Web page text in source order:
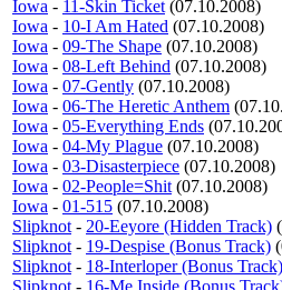
Iowa - 11-Skin Ticket (07.10.2008)
Iowa - 10-I Am Hated (07.10.2008)
Iowa - 09-The Shape (07.10.2008)
Iowa - 08-Left Behind (07.10.2008)
Iowa - 07-Gently (07.10.2008)
Iowa - 06-The Heretic Anthem
Iowa - 05-Everything Ends
Iowa - 04-My Plague (07.10.2008)
Iowa - 03-Disasterpiece (07.10.2008)
Iowa - 02-People=Shit (07.10.2008)
Iowa - 01-515 (07.10.2008)
Slipknot - 20-Eeyore (Hidden Track)
Slipknot - 19-Despise (Bonus Track)
Slipknot - 18-Interloper (Bonus Track)
Slipknot - 16-Me Inside (Bonus